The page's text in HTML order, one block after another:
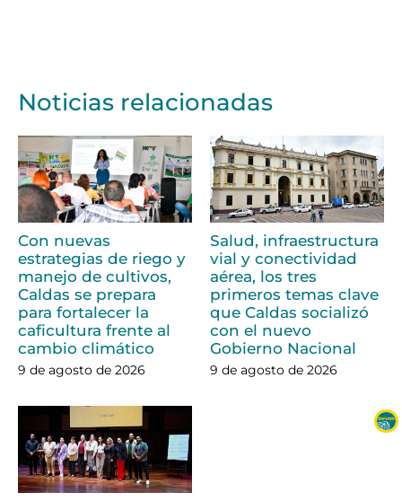
Noticias relacionadas
Con nuevas
estrategias de riego y
manejo de cultivos,
Caldas se prepara
para fortalecer la
caficultura frente al
cambio climático
9 de agosto de 2026
Salud, infraestructura
vial y conectividad
aérea, los tres
primeros temas clave
que Caldas socializó
con el nuevo
Gobierno Nacional
9 de agosto de 2026